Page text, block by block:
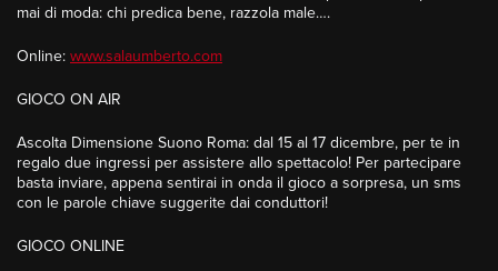
mai di moda: chi predica bene, razzola male….
Online: www.salaumberto.com
GIOCO ON AIR
Ascolta Dimensione Suono Roma: dal 15 al 17 dicembre, per te in
regalo due ingressi per assistere allo spettacolo! Per partecipare
basta inviare, appena sentirai in onda il gioco a sorpresa, un sms
con le parole chiave suggerite dai conduttori!
GIOCO ONLINE